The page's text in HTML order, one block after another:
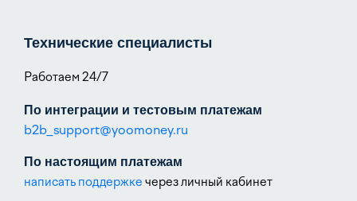
Технические специалисты
Работаем 24/7
По интеграции и тестовым платежам
b2b_support@yoomoney.ru
По настоящим платежам
написать поддержке через личный кабинет